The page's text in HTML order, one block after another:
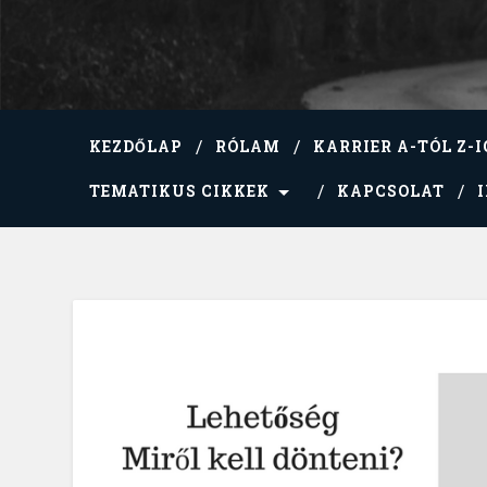
KEZDŐLAP RÓLAM KARRIER A-TÓL Z-
TEMATIKUS CIKKEK KAPCSOLAT